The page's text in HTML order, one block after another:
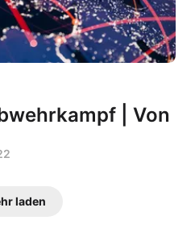
| Von
laden